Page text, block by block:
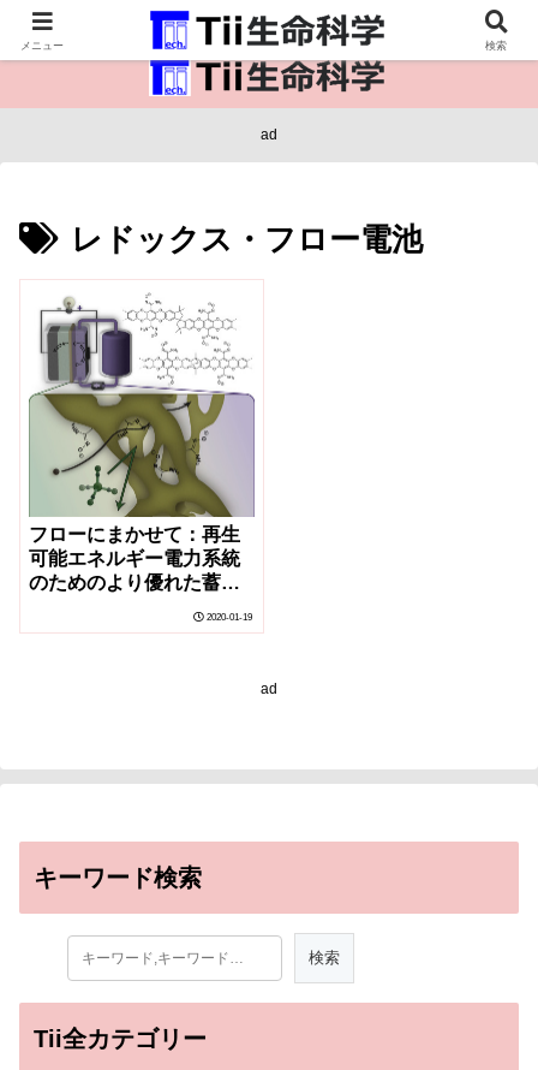
医療保健・生命・生物の情報インフラ。
ad
レドックス・フロー電池
フローにまかせて：再生
可能エネルギー電力系統
のためのより優れた蓄電
2020-01-19
ad
キーワード検索
Tii全カテゴリー
メニュー 検索